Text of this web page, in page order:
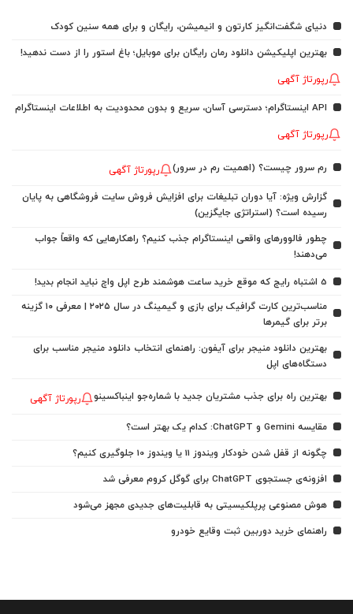
دنیای شگفت‌انگیز کارتون و انیمیشن، رایگان و برای همه سنین کودک
بهترین اپلیکیشن دانلود رمان رایگان برای موبایل؛ باغ استور را از دست ندهید!
رپورتاژ آگهی
API اینستاگرام؛ دسترسی آسان، سریع و بدون محدودیت به اطلاعات اینستاگرام
رپورتاژ آگهی
رم سرور چیست؟ (اهمیت رم در سرور) رپورتاژ آگهی
گزارش ویژه: آیا دوران تبلیغات برای افزایش فروش سایت فروشگاهی به پایان
رسیده است؟ (استراتژی جایگزین)
چطور فالوورهای واقعی اینستاگرام جذب کنیم؟ راهکارهایی که واقعاً جواب
می‌دهند!
5 اشتباه رایج که موقع خرید ساعت هوشمند طرح اپل واچ نباید انجام بدید!
مناسب‌ترین کارت گرافیک برای بازی و گیمینگ در سال ۲۰۲۵ | معرفی ۱۰ گزینه
برتر برای گیمرها
بهترین دانلود منیجر برای آیفون: راهنمای انتخاب دانلود منیجر مناسب برای
دستگاه‌های اپل
بهترین راه برای جذب مشتریان جدید با شماره‌جو اینباکسینو رپورتاژ آگهی
مقایسه Gemini و ChatGPT: کدام یک بهتر است؟
چگونه از قفل شدن خودکار ویندوز 11 یا ویندوز 10 جلوگیری کنیم؟
افزونه‌ی جستجوی ChatGPT برای گوگل کروم معرفی شد
هوش مصنوعی پرپلکیسیتی به قابلیت‌های جدیدی مجهز می‌شود
راهنمای خرید دوربین ثبت وقایع خودرو